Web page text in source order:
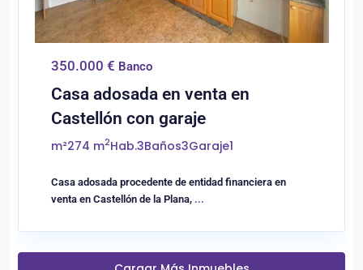
350.000 € Banco
Casa adosada en venta en
Castellón con garaje
m²274 m2Hab.3Baños3Garaje1
Casa adosada procedente de entidad financiera en
venta en Castellón de la Plana, ...